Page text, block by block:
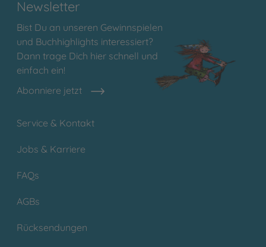
Newsletter
Bist Du an unseren Gewinnspielen
und Buchhighlights interessiert?
Dann trage Dich hier schnell und
einfach ein!
Abonniere jetzt
Service & Kontakt
Jobs & Karriere
FAQs
AGBs
Rücksendungen